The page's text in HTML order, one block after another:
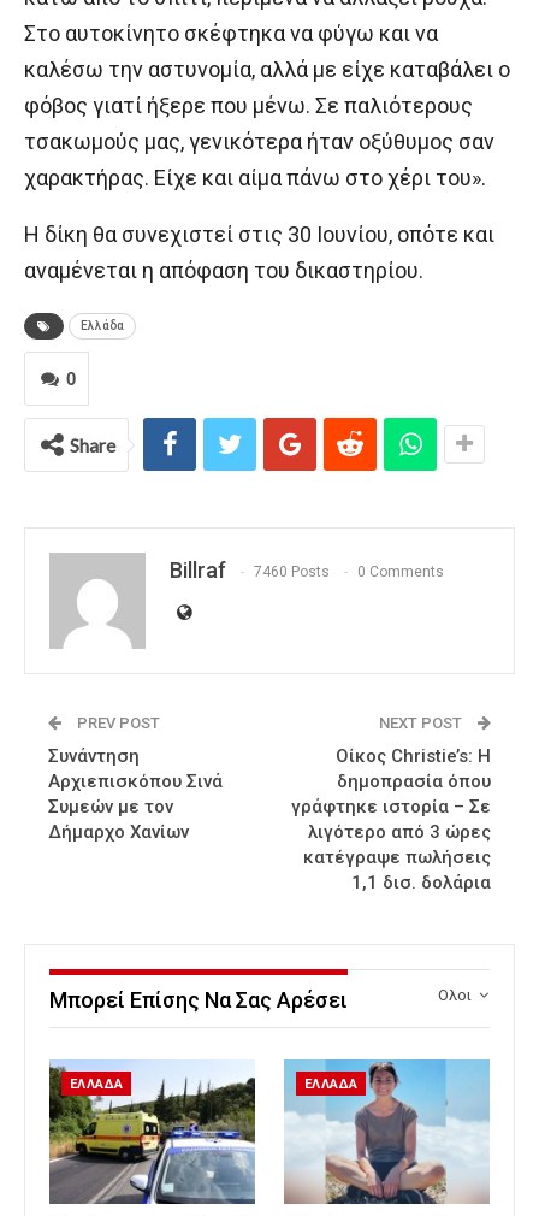
Στο αυτοκίνητο σκέφτηκα να φύγω και να
καλέσω την αστυνομία, αλλά με είχε καταβάλει ο
φόβος γιατί ήξερε που μένω. Σε παλιότερους
τσακωμούς μας, γενικότερα ήταν οξύθυμος σαν
χαρακτήρας. Είχε και αίμα πάνω στο χέρι του».
Η δίκη θα συνεχιστεί στις 30 Ιουνίου, οπότε και
αναμένεται η απόφαση του δικαστηρίου.
Ελλάδα
0
Share
Billraf 7460 Posts 0 Comments
PREV POST
Συνάντηση
Αρχιεπισκόπου Σινά
Συμεών με τον
Δήμαρχο Χανίων
NEXT POST
Οίκος Christie’s: Η
δημοπρασία όπου
γράφτηκε ιστορία – Σε
λιγότερο από 3 ώρες
κατέγραψε πωλήσεις
1,1 δισ. δολάρια
Ολοι
Μπορεί Επίσης Να Σας Αρέσει
ΕΛΛΑΔΑ ΕΛΛΑΔΑ